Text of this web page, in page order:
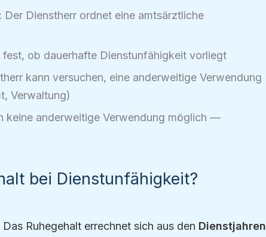
Der Dienstherr ordnet eine amtsärztliche
ob dauerhafte Dienstunfähigkeit vorliegt
kann versuchen, eine anderweitige Verwendung
Verwaltung)
keine anderweitige Verwendung möglich —
bei Dienstunfähigkeit?
Ruhegehalt errechnet sich aus den Dienstjahren